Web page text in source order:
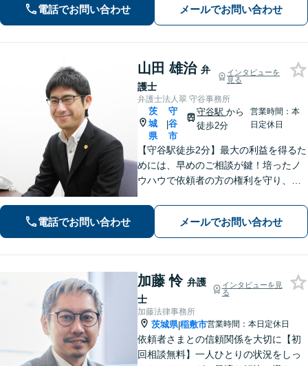
幅広く対応します【初回相談無料】
電話でお問い合わせ メールでお問い合わせ
山田 雄治 弁
護士
インタビューを
見る
弁護士法人翠 守谷事務所
茨
城
県
|
守
谷
市
守谷駅から
徒歩2分
営業時間：本
日定休日
【守谷駅徒歩2分】最大の利益を得るた
めには、早めのご相談が鍵！培ったノ
ウハウで依頼者の方の権利を守り、最
す。借金、遺言相続、離婚、企業法務
その他どんな相談でも受け付けます。
電話でお問い合わせ メールでお問い合わせ
加藤 怜 弁護
士
インタビューを見
る
加藤法律事務所
茨城県|稲敷市営業時間：本日定休日
依頼者さまとの信頼関係を大切に【初
回相談無料】一人ひとりの状況をしっ